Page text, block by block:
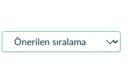
Sıralama